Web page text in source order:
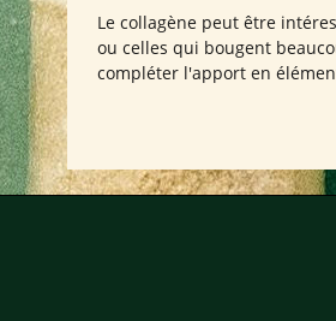
Le collagène peut être
ou celles qui bougent
compléter l'apport en